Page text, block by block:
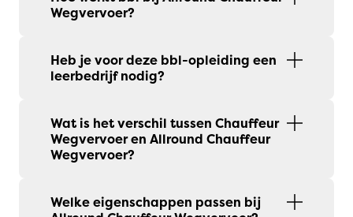
Wegvervoer?
Heb je voor deze bbl-opleiding een
leerbedrijf nodig?
Wat is het verschil tussen Chauffeur
Wegvervoer en Allround Chauffeur
Wegvervoer?
Welke eigenschappen passen bij